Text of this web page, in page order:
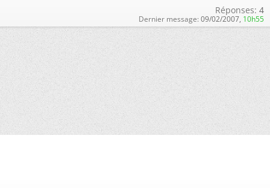
Réponses: 4
Dernier message: 09/02/2007, 10h55